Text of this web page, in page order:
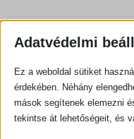
BIBLIAI TANÍTÁS, HITERŐSÍTŐ
1914 – beteljesedett prófécia
Adatvédelmi
Ez a weboldal sütiket
érdekében. Néhány
mások segítenek elemezni
tekintse át lehetőségeit, és